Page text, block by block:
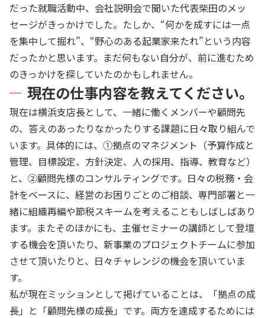
だった就職活動中、会社説明会で聞いた代表柴田のメッ
セージがきっかけでした。たしか、“何かを成すには一点
を集中して掘れ”、“野心のある起業家来たれ”という内容
だったかと思います。まだ何もない自分が、前に進むため
のきっかけを探していたのかもしれません。
現在の仕事内容を教えてください。
現在は横浜支店長として、一緒に働くメンバーや顧問先
の、答えのあったりなかったりする課題に日々取り組んで
います。具体的には、①拠点のマネジメント（予算作成と
管理、目標設定、方針決定、人の採用、指導、教育など）
と、②顧問先様のコンサルティングです。日々の税務・会
計をベースに、経営のお困りごとのご相談、専門部署と一
緒に組織再編や節税スキームを考えることもしばしばあり
ます。またそのほかにも、主催セミナーの講師として登壇
する機会を頂いたり、新事業のプロジェクトチームに参加
させて頂いたりと、日々チャレンジの機会を頂いていま
す。
私が現在ミッションとして掲げていることは、「拠点の成
長」と「顧問先様の成長」です。両方を達成するためには